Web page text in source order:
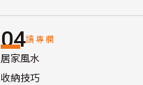
04讀專欄
居家風水
收納技巧